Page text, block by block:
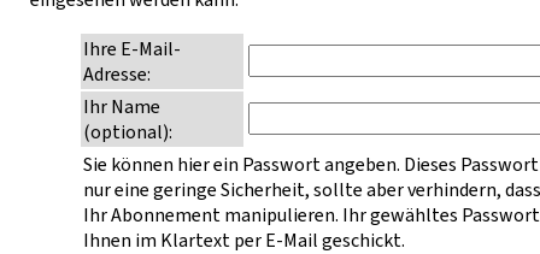
Ihre E-Mail-
Adresse:
Ihr Name
(optional):
Sie können hier ein Passwort angeben. Dieses
nur eine geringe Sicherheit, sollte aber verhindern,
Ihr Abonnement manipulieren. Ihr gewähltes
Ihnen im Klartext per E-Mail geschickt.